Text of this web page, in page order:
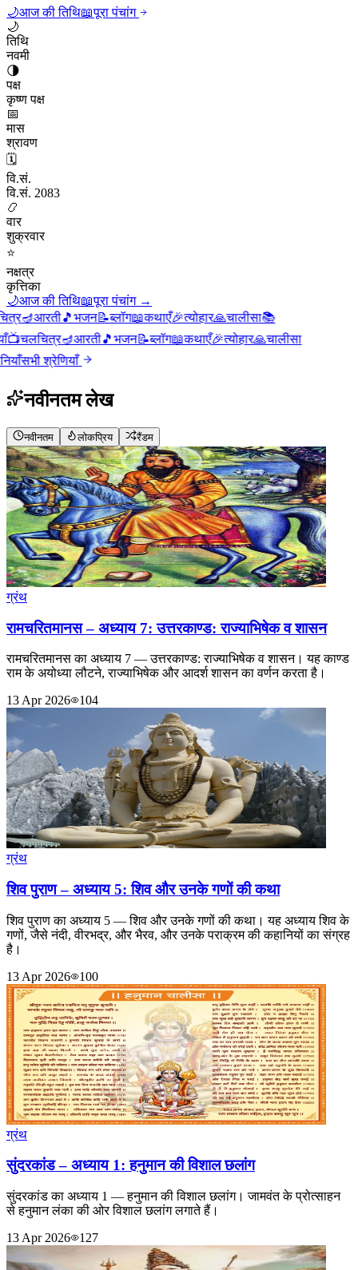
🌙आज की तिथि📖पूरा पंचांग
🌙
तिथि
नवमी
🌗
पक्ष
कृष्ण पक्ष
📅
मास
श्रावण
🗓️
वि.सं.
वि.सं. 2083
📿
वार
शुक्रवार
⭐
नक्षत्र
कृत्तिका
🌙आज की तिथि📖पूरा पंचांग→
🪔आरती🎵भजन📝ब्लॉग📖कथाएँ🎉त्योहार🙏चालीसा📚
चलचित्र🪔आरती🎵भजन📝ब्लॉग📖कथाएँ🎉त्योहार🙏चालीसा
सभी श्रेणियाँ
नवीनतम लेख
नवीनतम लोकप्रिय रैंडम
ग्रंथ
रामचरितमानस – अध्याय 7: उत्तरकाण्ड: राज्याभिषेक व शासन
रामचरितमानस का अध्याय 7 — उत्तरकाण्ड: राज्याभिषेक व शासन। यह काण्ड
राम के अयोध्या लौटने, राज्याभिषेक और आदर्श शासन का वर्णन करता है।
13 Apr 2026
104
ग्रंथ
शिव पुराण – अध्याय 5: शिव और उनके गणों की कथा
शिव पुराण का अध्याय 5 — शिव और उनके गणों की कथा। यह अध्याय शिव के
गणों, जैसे नंदी, वीरभद्र, और भैरव, और उनके पराक्रम की कहानियों का संग्रह
है।
13 Apr 2026
100
ग्रंथ
सुंदरकांड – अध्याय 1: हनुमान की विशाल छलांग
सुंदरकांड का अध्याय 1 — हनुमान की विशाल छलांग। जामवंत के प्रोत्साहन
से हनुमान लंका की ओर विशाल छलांग लगाते हैं।
13 Apr 2026
127